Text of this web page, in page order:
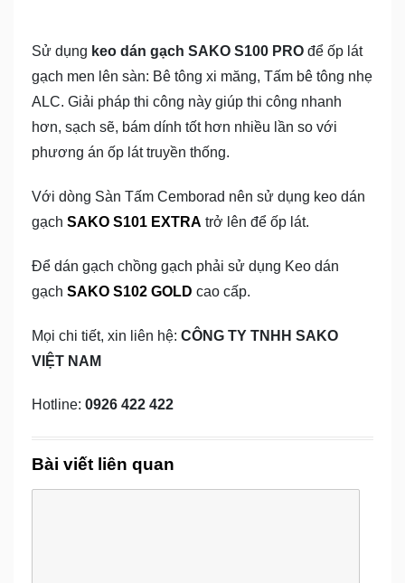
Sử dụng keo dán gạch SAKO S100 PRO để ốp lát
gạch men lên sàn: Bê tông xi măng, Tấm bê tông nhẹ
ALC. Giải pháp thi công này giúp thi công nhanh
hơn, sạch sẽ, bám dính tốt hơn nhiều lần so với
phương án ốp lát truyền thống.
Với dòng Sàn Tấm Cemborad nên sử dụng keo dán
gạch SAKO S101 EXTRA trở lên để ốp lát.
Để dán gạch chồng gạch phải sử dụng Keo dán
gạch SAKO S102 GOLD cao cấp.
Mọi chi tiết, xin liên hệ: CÔNG TY TNHH SAKO
VIỆT NAM
Hotline: 0926 422 422
Bài viết liên quan